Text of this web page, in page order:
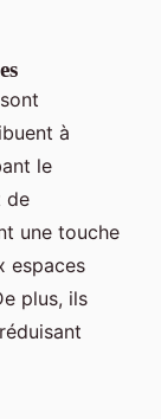
à
le
de
une touche
espaces
plus, ils